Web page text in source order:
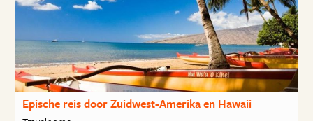
Epische reis door Zuidwest-Amerika en Hawaii